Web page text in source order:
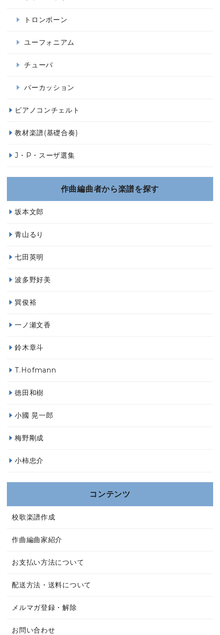
トロンボーン
ユーフォニアム
チューバ
パーカッション
ピアノコンチェルト
教材楽譜(基礎合奏)
J・P・スーザ選集
作曲編曲者から楽譜を探す
坂本文郎
青山るり
七田英明
波多野好美
巽俊裕
一ノ瀬文香
鈴木章斗
T.Hofmann
徳田和樹
小國 晃一郎
梅野剛成
小柿忠介
コンテンツ
校歌楽譜作成
作曲編曲家紹介
お支払い方法について
配送方法・送料について
メルマガ登録・解除
お問い合わせ